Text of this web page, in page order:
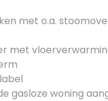
met o.a.
met
gasloze woning